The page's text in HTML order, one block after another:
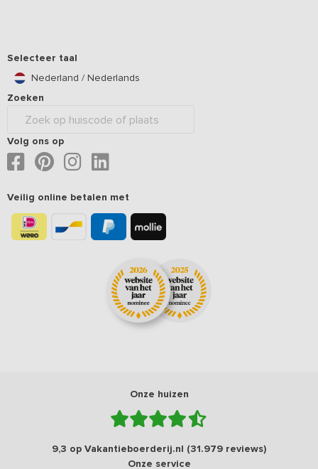
Selecteer taal
Nederland / Nederlands
Zoeken
Volg ons op
Veilig online betalen met
Onze huizen
9,3 op Vakantieboerderij.nl (31.979 reviews)
Onze service